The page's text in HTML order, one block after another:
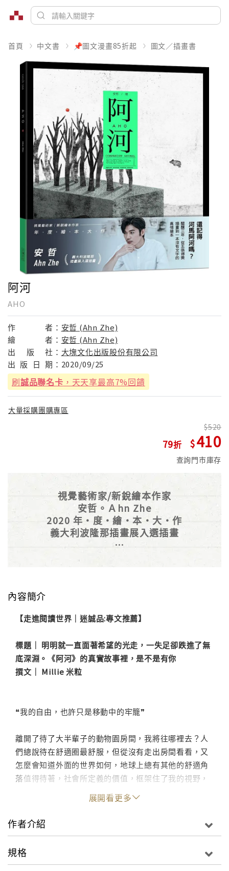
首頁 中文書 📌圖文漫畫85折起 圖文／插畫書
阿河
AHO
作 者： 安哲 (Ahn Zhe)
繪
者： 安哲 (Ahn Zhe)
出
版 社： 大塊文化出版股份有限公司
出 版 日 期： 2020/09/25
刷誠品聯名卡 ，天天享最高7%回饋
大量採購團購專區
79
520
410
查詢門市庫存
視覺藝術家/新銳繪本作家
安哲。Ａhn Zhe
2020 年・度・繪・本・大・作
義大利波隆那插畫展入選插畫
還記得河馬阿河嗎？
醞釀三年，
內容簡介
【走進閱讀世界｜迷誠品:專文推薦】
標題｜ 明明就一直面著希望的光走，一失足卻跌進了無
底深淵。《阿河》的真實故事裡，是不是有你
撰文｜ Millie 米粒
❝我的自由，也許只是移動中的牢籠❞
離開了待了大半輩子的動物園房間，我將往哪裡去？人
們總說待在舒適圈最舒服，但從沒有走出房間看看，又
怎麼會知道外面的世界如何，地球上總有其他的舒適角
落值得待著，社會所定義的價值，框架住了我的視野，
也擋住了我所有向前和退後的路。
點此進入迷誠品☞閱讀文章
展開看更多
作者介紹
規格